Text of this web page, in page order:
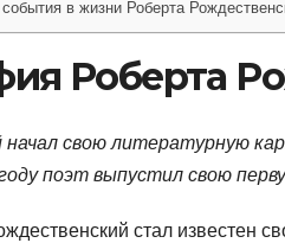
в жизни Роберта
Роберта
свою литературную
поэт выпустил свою
стал известен